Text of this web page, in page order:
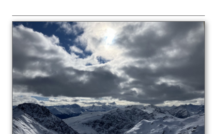
Jahrgangstufe
1
in
die
Gedenkstätte
des
ehemaligen
Konzentrationslagers
Natzweiler-
Struthof